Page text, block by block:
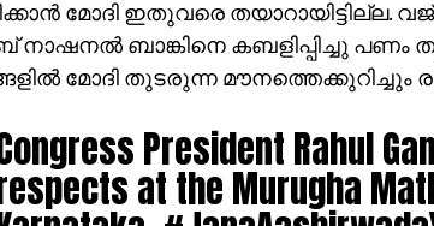
മോദി ഇതുവരെ തയാറായിട്ടില്ല.
ബാങ്കിനെ കബളിപ്പിച്ചു പണം
മോദി തുടരുന്ന
President Rahul
at the Murugha